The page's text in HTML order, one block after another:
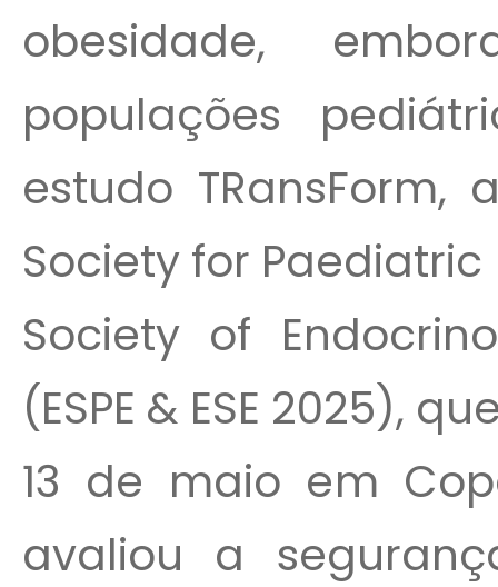
obesidade,
populações
estudo TRansForm,
Society for
Society of
(ESPE & ESE 2025),
13 de maio em
avaliou a